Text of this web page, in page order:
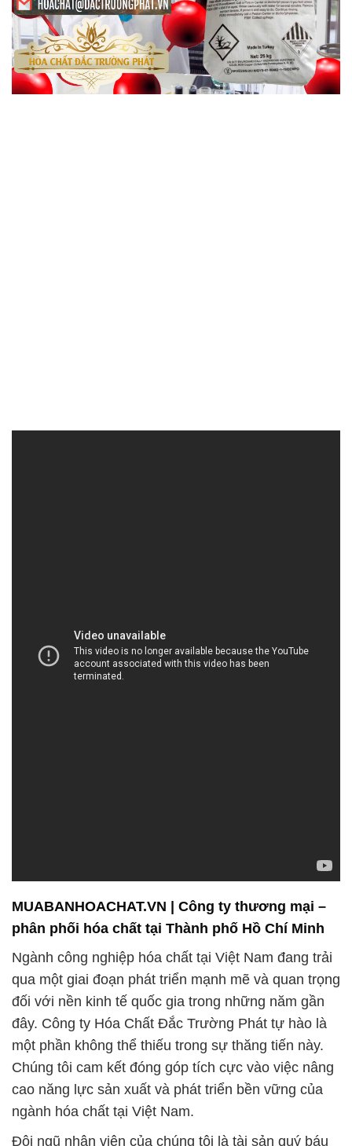
Ngành công nghiệp hóa chất tại Việt Nam đang trải
qua một giai đoạn phát triển mạnh mẽ và quan trọng
đối với nền kinh tế quốc gia trong những năm gần
đây. Công ty Hóa Chất Đắc Trường Phát tự hào là
một phần không thể thiếu trong sự thăng tiến này.
Chúng tôi cam kết đóng góp tích cực vào việc nâng
cao năng lực sản xuất và phát triển bền vững của
ngành hóa chất tại Việt Nam.
Đội ngũ nhân viên của chúng tôi là tài sản quý báu
của công ty. Chúng tôi đã đầu tư mạnh mẽ vào việc
đào tạo và phát triển họ với mục tiêu tạo ra một đội
ngũ chuyên môn đầy kinh nghiệm và trình độ cao.
Các nhân viên của chúng tôi đã được đào tạo đặc